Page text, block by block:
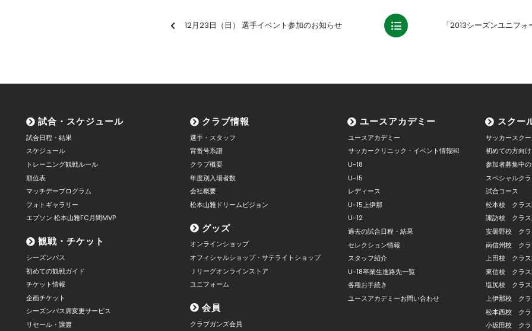
12月23日（日） 選手イベント参加のお知らせ
試合・スケジュール
試合日程・結果
スケジュール
トレーニング観戦ルール
順位表
マッチデープログラム
フォトギャラリー
エプソン 松本山雅FC月間MVP
観戦・チケット
シーズンパス
初めての観戦ガイド
チケット情報
企画チケット
シーズンパス席変更サービス
リセール・譲渡
クラブ情報
選手・スタッフ
背番号系譜
クラブ概要
年度別入場者数
会社概要
松本山雅ドリームビジョン
グッズ
オンラインショップ
オフィシャルショップ・サテライトショップ
Ｊリーグオンラインストア
ユニフォーム
会員
クラブガンズ会員
ユースアカデミー
ユースアカデミー
サッカークリニック・イベント情報￼
U-18
U-15
レディース
U-15上伊那
U-12
過去の試合日程・結果
セレクション情報
スタッフ紹介
U-18卒業生進路先一覧
各種お手続き
ユースアカデミーお問い合わせ
スクー
サッカースク
初めての方向
参加者募集中
スペシャルク
試合コース
松本校 クラス
諏訪校 クラス
安曇野校 クラ
南信州校 クラ
上田校 クラス
東信校 クラス
塩尻校 クラス
上伊那校 クラ
松本西校 クラ
小坂田校 クラ